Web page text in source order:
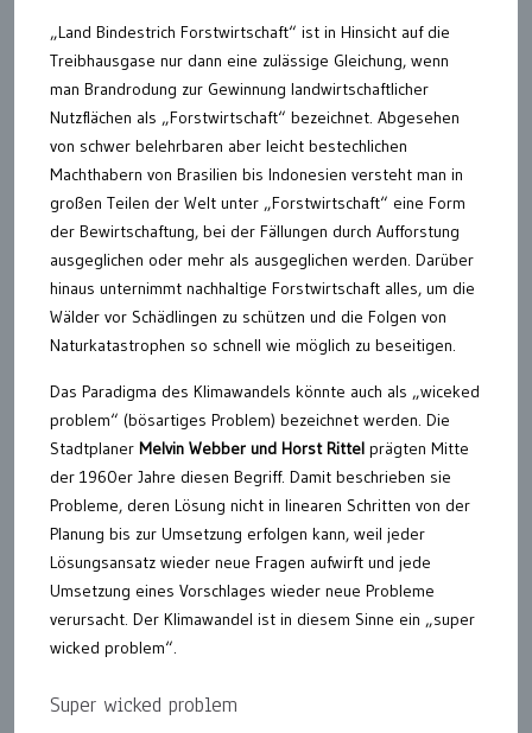
„Land Bindestrich Forstwirtschaft“ ist in Hinsicht auf die
Treibhausgase nur dann eine zulässige Gleichung, wenn
man Brandrodung zur Gewinnung landwirtschaftlicher
Nutzflächen als „Forstwirtschaft“ bezeichnet. Abgesehen
von schwer belehrbaren aber leicht bestechlichen
Machthabern von Brasilien bis Indonesien versteht man in
großen Teilen der Welt unter „Forstwirtschaft“ eine Form
der Bewirtschaftung, bei der Fällungen durch Aufforstung
ausgeglichen oder mehr als ausgeglichen werden. Darüber
hinaus unternimmt nachhaltige Forstwirtschaft alles, um die
Wälder vor Schädlingen zu schützen und die Folgen von
Naturkatastrophen so schnell wie möglich zu beseitigen.
Das Paradigma des Klimawandels könnte auch als „wiceked
problem“ (bösartiges Problem) bezeichnet werden. Die
Stadtplaner Melvin Webber und Horst Rittel prägten Mitte
der 1960er Jahre diesen Begriff. Damit beschrieben sie
Probleme, deren Lösung nicht in linearen Schritten von der
Planung bis zur Umsetzung erfolgen kann, weil jeder
Lösungsansatz wieder neue Fragen aufwirft und jede
Umsetzung eines Vorschlages wieder neue Probleme
verursacht. Der Klimawandel ist in diesem Sinne ein „super
wicked problem“.
Super wicked problem